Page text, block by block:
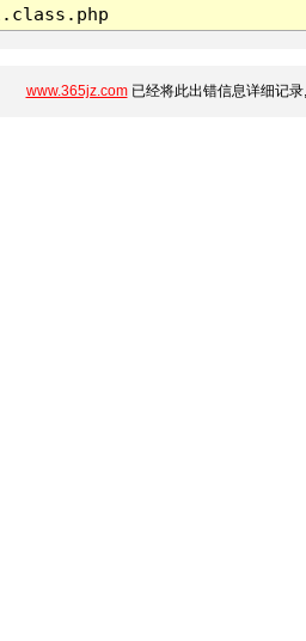
www.365jz.com已经将此出错信息详细记